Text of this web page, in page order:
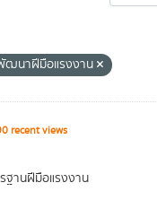
ฒนาฝีมือแรงงาน
recent views
ฐานฝีมือแรงงาน